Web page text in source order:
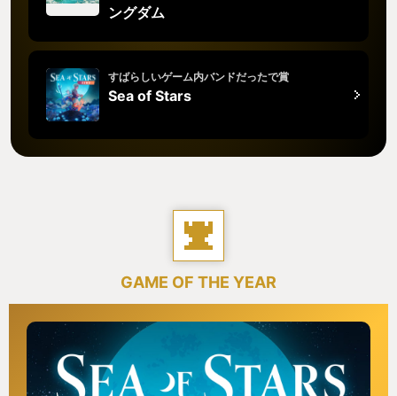
ングダム
すばらしいゲーム内バンドだったで賞
Sea of Stars
GAME OF THE YEAR